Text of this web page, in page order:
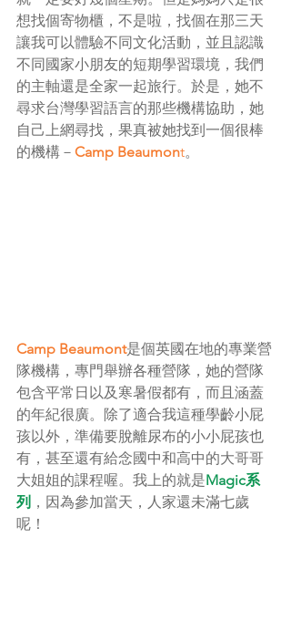
想找個寄物櫃，不是啦，找個在那三天
讓我可以體驗不同文化活動，並且認識
不同國家小朋友的短期學習環境，我們
的主軸還是全家一起旅行。於是，她不
尋求台灣學習語言的那些機構協助，她
自己上網尋找，果真被她找到一個很棒
的機構－ Camp Beaumont。
Camp Beaumont是個英國在地的專業營
隊機構，專門舉辦各種營隊，她的營隊
包含平常日以及寒暑假都有，而且涵蓋
的年紀很廣。除了適合我這種學齡小屁
孩以外，準備要脫離尿布的小小屁孩也
有，甚至還有給念國中和高中的大哥哥
大姐姐的課程喔。我上的就是Magic系
列 ，因為參加當天，人家還未滿七歲
呢！